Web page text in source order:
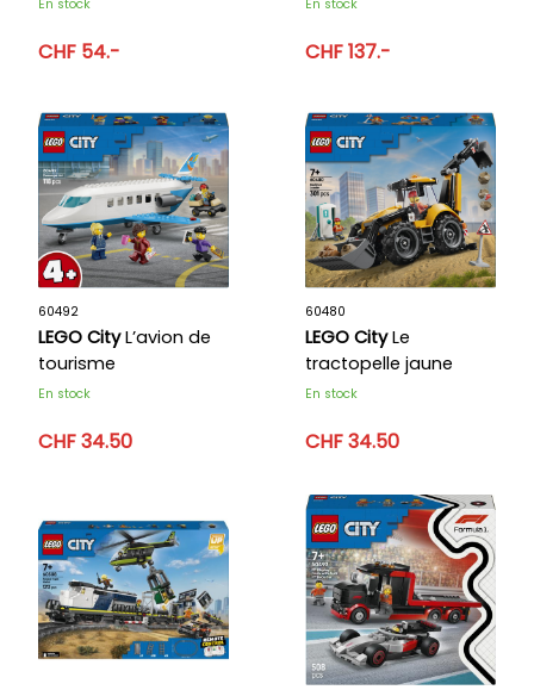
En stock
CHF 54.-
En stock
CHF 137.-
60492
LEGO CityL’avion de
tourisme
En stock
CHF 34.50
60480
LEGO CityLe
tractopelle jaune
En stock
CHF 34.50